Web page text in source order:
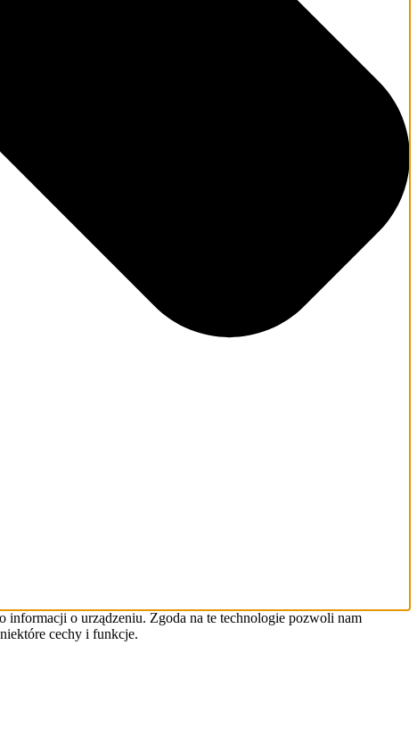
o urządzeniu. Zgoda na te technologie pozwoli nam
cechy i funkcje.